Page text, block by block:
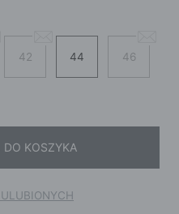
42 44 46
DO KOSZYKA